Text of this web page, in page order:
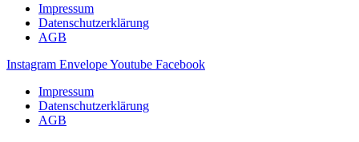
Impressum
Datenschutzerklärung
AGB
Instagram EnvelopeYoutube Facebook
Impressum
Datenschutzerklärung
AGB